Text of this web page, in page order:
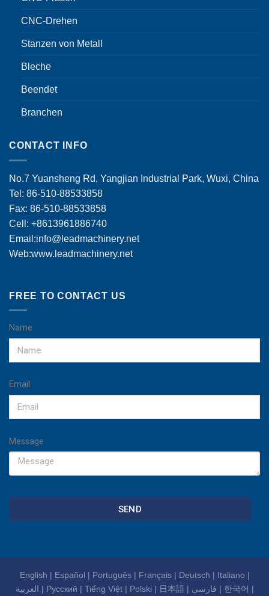
CNC-Drehen
Stanzen von Metall
Bleche
Beendet
Branchen
CONTACT INFO
No.7 Yuansheng Rd, Yangjian Industrial Park, Wuxi, China
Tel: 86-510-88533858
Fax: 86-510-88533858
Cell: +8613961886740
Email:info@leadmachinery.net
Web:www.leadmachinery.net
FREE TO CONTACT US
Name
Email
Message
SEND
English | Español | Português| Français| Deutsch | Italiano |
العربية | Русский | Tiếng Việt| Polski | 日本語| فارسی | 한국어 |